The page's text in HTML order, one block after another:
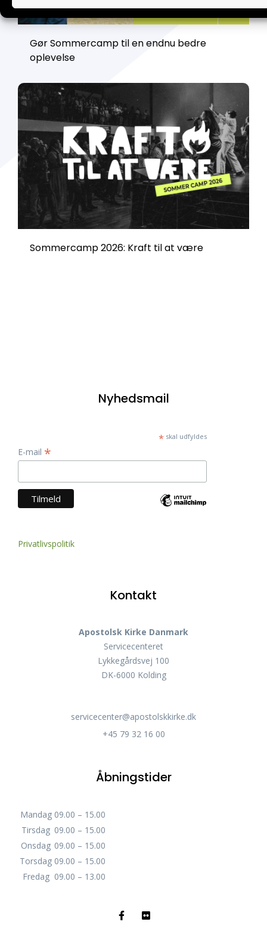
Gør Sommercamp til en endnu bedre
oplevelse
Sommercamp 2026: Kraft til at være
Nyhedsmail
*skal udfyldes
E-mail *
Privatlivspolitik
Kontakt
Apostolsk Kirke Danmark
Servicecenteret
Lykkegårdsvej 100
DK-6000 Kolding
servicecenter@apostolskkirke.dk
+45 79 32 16 00
Åbningstider
Mandag 09.00 – 15.00
Tirsdag 09.00 – 15.00
Onsdag 09.00 – 15.00
Torsdag 09.00 – 15.00
Fredag 09.00 – 13.00